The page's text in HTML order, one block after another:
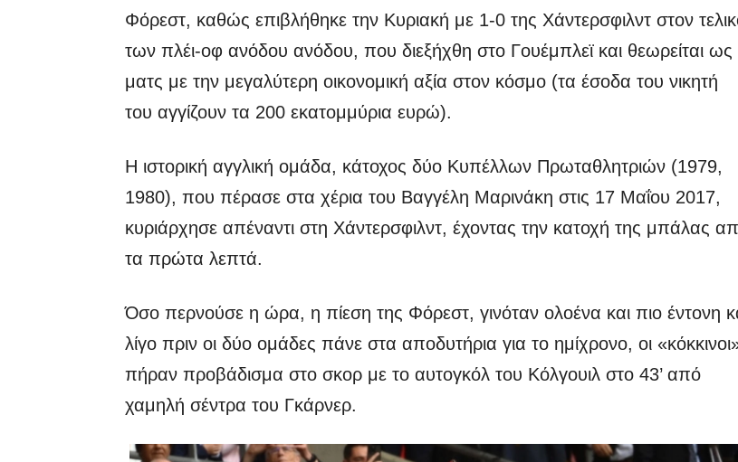
Φόρεστ, καθώς επιβλήθηκε την Κυριακή με 1-0 της Χάντερσφιλντ στον
των πλέι-οφ ανόδου ανόδου, που διεξήχθη στο Γουέμπλεϊ και θεωρείται ως
ματς με την μεγαλύτερη οικονομική αξία στον κόσμο (τα έσοδα του νικητή
του αγγίζουν τα 200 εκατομμύρια ευρώ).
Η ιστορική αγγλική ομάδα, κάτοχος δύο Κυπέλλων Πρωταθλητριών (1979,
1980), που πέρασε στα χέρια του Βαγγέλη Μαρινάκη στις 17 Μαΐου 2017,
κυριάρχησε απέναντι στη Χάντερσφιλντ, έχοντας την κατοχή της μπάλας
τα πρώτα λεπτά.
Όσο περνούσε η ώρα, η πίεση της Φόρεστ, γινόταν ολοένα και πιο έντονη
λίγο πριν οι δύο ομάδες πάνε στα αποδυτήρια για το ημίχρονο, οι
πήραν προβάδισμα στο σκορ με το αυτογκόλ του Κόλγουιλ στο 43’ από
χαμηλή σέντρα του Γκάρνερ.